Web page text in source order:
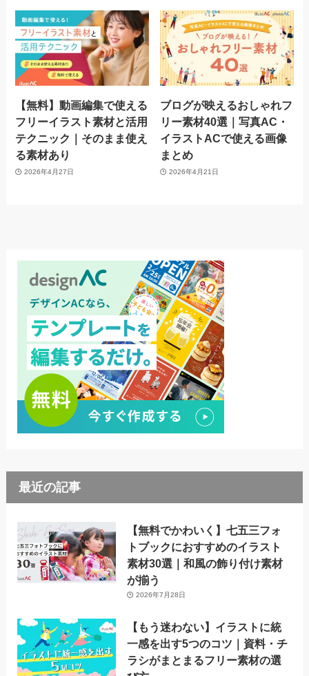
【無料】動画編集で使える
フリーイラスト素材と活用
テクニック｜そのまま使え
る素材あり
2026年4月27日
ブログが映えるおしゃれフ
リー素材40選｜写真AC・
イラストACで使える画像
まとめ
2026年4月21日
最近の記事
【無料でかわいく】七五三フォ
トブックにおすすめのイラスト
素材30選｜和風の飾り付け素材
が揃う
2026年7月28日
【もう迷わない】イラストに統
一感を出す5つのコツ｜資料・チ
ラシがまとまるフリー素材の選